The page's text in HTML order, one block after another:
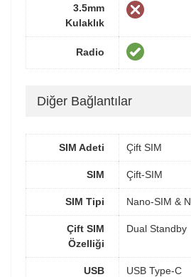
3.5mm
Kulaklık
Radio
Diğer Bağlantılar
SIM Adeti Çift SIM
SIM Çift-SIM
SIM Tipi Nano-SIM &
Çift SIM
Özelliği
Dual Standby
USB USB Type-C